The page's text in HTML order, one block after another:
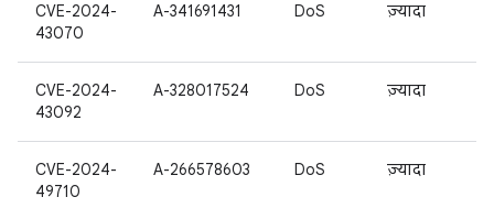
CVE-2024-
43070
A-341691431 DoS ज़्यादा
CVE-2024-
43092
A-328017524 DoS ज़्यादा
CVE-2024-
49710
A-266578603 DoS ज़्यादा